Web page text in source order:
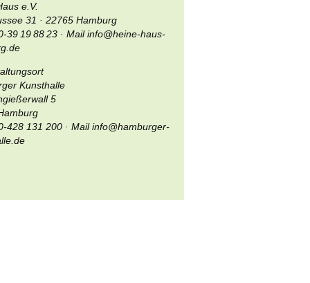
e.V.
31 · 22765 Hamburg
39 19 88 23 · Mail info@heine-haus-
Kunsthalle
5
428 131 200 · Mail info@hamburger-